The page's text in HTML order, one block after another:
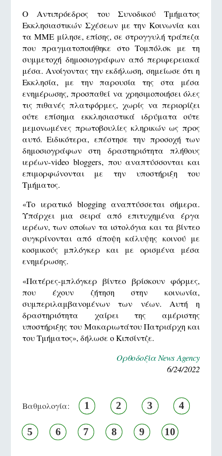
Ο Αντιπρόεδρος του Συνοδικού Τμήματος
Εκκλησιαστικών Σχέσεων με την Κοινωνία και
τα ΜΜΕ μίλησε, επίσης, σε στρογγυλή τράπεζα
που πραγματοποιήθηκε στο Τομπόλσκ με τη
συμμετοχή δημοσιογράφων από περιφερειακά
μέσα. Ανοίγοντας την εκδήλωση, σημείωσε ότι η
Εκκλησία, με την παρουσία της στα μέσα
ενημέρωσης, προσπαθεί να χρησιμοποιήσει όλες
τις πιθανές πλατφόρμες, χωρίς να περιορίζει
ούτε επίσημα εκκλησιαστικά ιδρύματα ούτε
μεμονωμένες πρωτοβουλίες κληρικών ως προς
αυτό. Ειδικότερα, επέστησε την προσοχή των
δημοσιογράφων στη δραστηριότητα πλήθους
ιερέων-video bloggers, που αναπτύσσονται και
επιμορφώνονται με την υποστήριξη του
Τμήματος.
«Το ιερατικό blogging αναπτύσσεται σήμερα.
Υπάρχει μια σειρά από επιτυχημένα έργα
ιερέων, των οποίων τα ιστολόγια και τα βίντεο
συγκρίνονται από άποψη κάλυψης κοινού με
κοσμικούς μπλόγκερ και με ορισμένα μέσα
ενημέρωσης.
«Πατέρες-μπλόγκερ βίντεο βρίσκουν φόρμες,
που έχουν ζήτηση στην κοινωνία,
συμπεριλαμβανομένων των νέων. Αυτή η
δραστηριότητα χαίρει της αμέριστης
υποστήριξης του Μακαριωτάτου Πατριάρχη και
του Τμήματος», δήλωσε ο Κιπσίντζε.
Ορθοδοξία News Agency
6/24/2022
Βαθμολογία: 1 2 3 4
5 6 7 8 9 10